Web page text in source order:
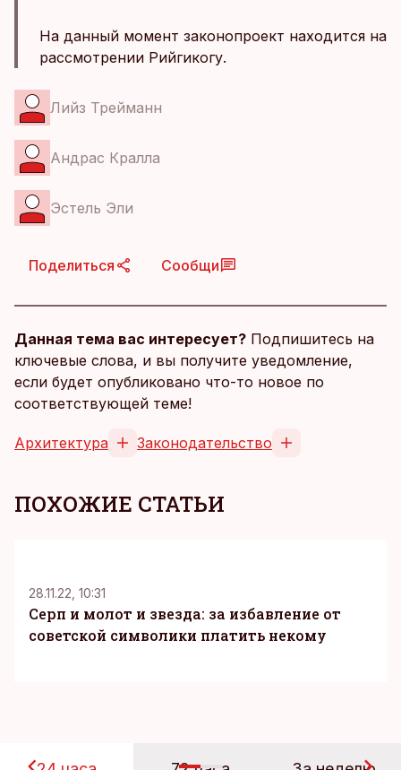
На данный момент законопроект находится на
рассмотрении Рийгикогу.
Лийз Трейманн
Андрас Кралла
Эстель Эли
Поделиться Сообщи
Данная тема вас интересует? Подпишитесь на
ключевые слова, и вы получите уведомление,
если будет опубликовано что-то новое по
соответствующей теме!
Архитектура Законодательство
ПОХОЖИЕ СТАТЬИ
28.11.22, 10:31
Серп и молот и звезда: за избавление от
советской символики платить некому